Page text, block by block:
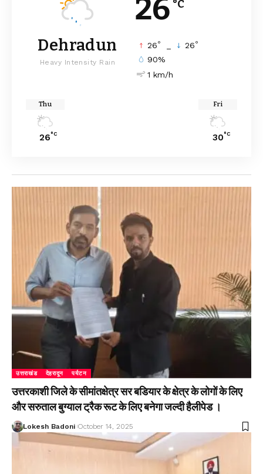
26 °C
Dehradun
Heavy Intensity Rain
26° 26°
90%
1 km/h
Thu
26°C
Fri
30°C
उत्तराखंड देहरादून पर्यटन
उत्तरकाशी जिले के सीमांतक्षेत्र सर बडियार के क्षेत्र के लोगों के लिए
और सरुताल बुग्याल ट्रैक रूट के लिए बनेगा जल्दी हैलीपेड ।
Lokesh Badoni October 14, 2025